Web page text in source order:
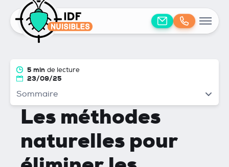
5 min de lecture
23/09/25
Sommaire
Les méthodes
naturelles pour